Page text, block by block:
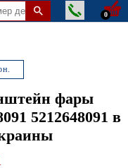
0
фары
5212648091 в